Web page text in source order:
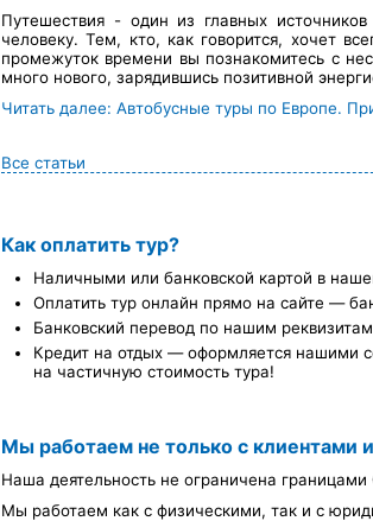
Путешествия - один из главных
человеку. Тем, кто, как говорится, хочет
промежуток времени вы познакомитесь с
много нового, зарядившись позитивной
Читать далее: Автобусные туры по Европе.
Все статьи
Как оплатить тур?
Наличными или банковской картой в
Оплатить тур онлайн прямо на сайте —
Банковский перевод по нашим
Кредит на отдых — оформляется нашими
на частичную стоимость тура!
Мы работаем не только с клиентами
Наша деятельность не ограничена
Мы работаем как с физическими, так и с